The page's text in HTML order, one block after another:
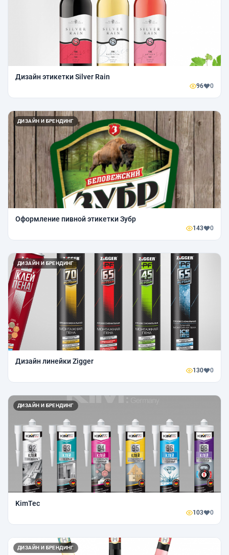
Дизайн этикетки Silver Rain
96 0
ДИЗАЙН И БРЕНДИНГ
Оформление пивной этикетки Зубр
143 0
ДИЗАЙН И БРЕНДИНГ
Дизайн линейки Zigger
130 0
ДИЗАЙН И БРЕНДИНГ
KimTec
103 0
ДИЗАЙН И БРЕНДИНГ